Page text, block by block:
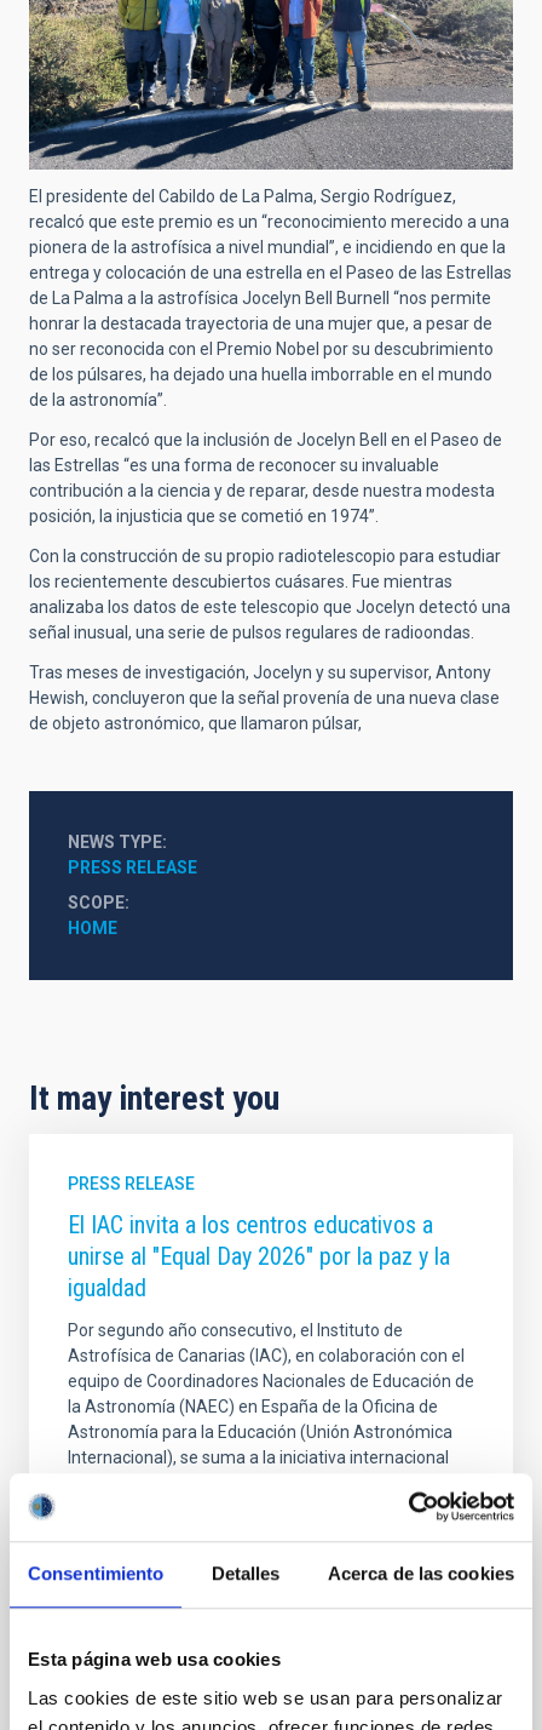
Consentimiento Detalles Acerca de las cookies
Esta página web usa cookies
Las cookies de este sitio web se usan para personalizar
El presidente del Cabildo de La Palma, Sergio Rodríguez,
recalcó que este premio es un “reconocimiento merecido a una
pionera de la astrofísica a nivel mundial”, e incidiendo en que la
entrega y colocación de una estrella en el Paseo de las Estrellas
de La Palma a la astrofísica Jocelyn Bell Burnell “nos permite
honrar la destacada trayectoria de una mujer que, a pesar de
no ser reconocida con el Premio Nobel por su descubrimiento
de los púlsares, ha dejado una huella imborrable en el mundo
de la astronomía”.
Por eso, recalcó que la inclusión de Jocelyn Bell en el Paseo de
las Estrellas “es una forma de reconocer su invaluable
contribución a la ciencia y de reparar, desde nuestra modesta
posición, la injusticia que se cometió en 1974”.
Con la construcción de su propio radiotelescopio para estudiar
los recientemente descubiertos cuásares. Fue mientras
analizaba los datos de este telescopio que Jocelyn detectó una
señal inusual, una serie de pulsos regulares de radioondas.
Tras meses de investigación, Jocelyn y su supervisor, Antony
Hewish, concluyeron que la señal provenía de una nueva clase
de objeto astronómico, que llamaron púlsar,
NEWS TYPE
PRESS RELEASE
SCOPE
HOME
It may interest you
PRESS RELEASE
El IAC invita a los centros educativos a
unirse al "Equal Day 2026" por la paz y la
igualdad
Por segundo año consecutivo, el Instituto de
Astrofísica de Canarias (IAC), en colaboración con el
equipo de Coordinadores Nacionales de Educación de
la Astronomía (NAEC) en España de la Oficina de
Astronomía para la Educación (Unión Astronómica
Internacional), se suma a la iniciativa internacional
el 18 y el 23 de marzo de 2026, utiliza la astronomía
planeta. Consolidando un éxito internacional Tras una
inspiradora primera edición en 2025 que
Advertised on 03/17/2026 - 11:21:28